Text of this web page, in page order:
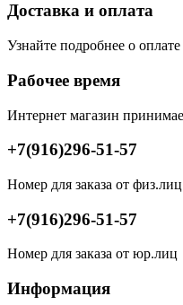
Доставка и оплата
Узнайте подробнее о
Рабочее время
Интернет магазин
+7(916)296-51-57
Номер для заказа от физ.лиц
+7(916)296-51-57
Номер для заказа от юр.лиц
Информация